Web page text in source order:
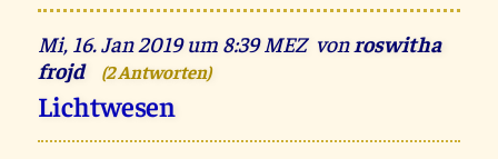
Mi, 16. Jan 2019 um 8:39 MEZ von roswitha
frojd
(2 Antworten)
Lichtwesen